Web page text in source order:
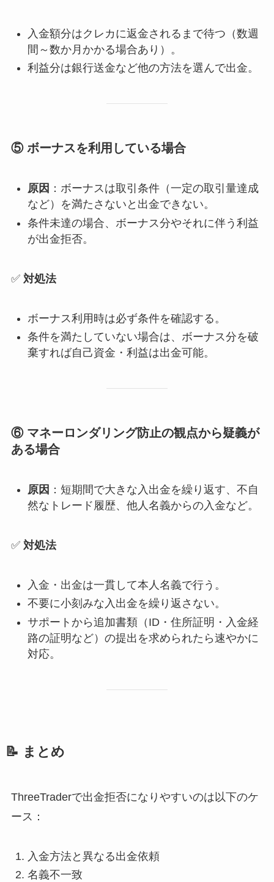
入金額分はクレカに返金されるまで待つ（数週
間～数か月かかる場合あり）。
利益分は銀行送金など他の方法を選んで出金。
⑤ ボーナスを利用している場合
原因 ：ボーナスは取引条件（一定の取引量達成
など）を満たさないと出金できない。
条件未達の場合、ボーナス分やそれに伴う利益
が出金拒否。
✅ 対処法
ボーナス利用時は必ず条件を確認する。
条件を満たしていない場合は、ボーナス分を破
棄すれば自己資金・利益は出金可能。
⑥ マネーロンダリング防止の観点から疑義が
ある場合
原因 ：短期間で大きな入出金を繰り返す、不自
然なトレード履歴、他人名義からの入金など。
✅ 対処法
入金・出金は一貫して本人名義で行う。
不要に小刻みな入出金を繰り返さない。
サポートから追加書類（ID・住所証明・入金経
路の証明など）の提出を求められたら速やかに
対応。
📝 まとめ
ThreeTraderで出金拒否になりやすいのは以下のケ
ース：
入金方法と異なる出金依頼
名義不一致